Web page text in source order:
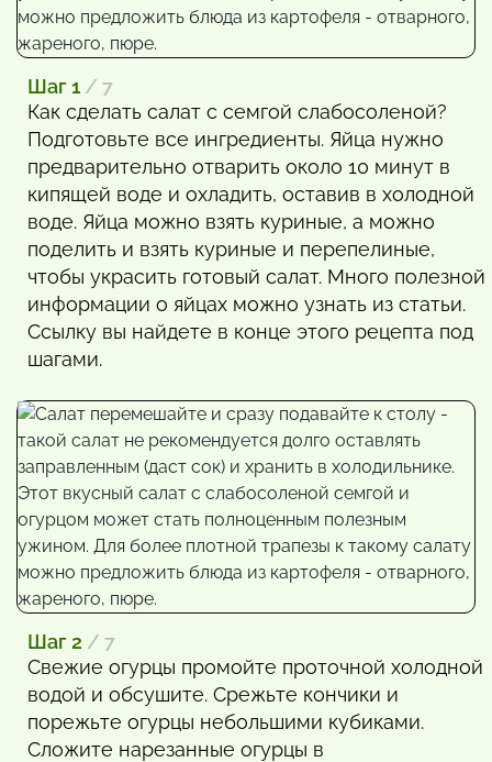
Шаг 1 / 7
Как сделать салат с семгой слабосоленой?
Подготовьте все ингредиенты. Яйца нужно
предварительно отварить около 10 минут в
кипящей воде и охладить, оставив в холодной
воде. Яйца можно взять куриные, а можно
поделить и взять куриные и перепелиные,
чтобы украсить готовый салат. Много полезной
информации о яйцах можно узнать из статьи.
Ссылку вы найдете в конце этого рецепта под
шагами.
Шаг 2 / 7
Свежие огурцы промойте проточной холодной
водой и обсушите. Срежьте кончики и
порежьте огурцы небольшими кубиками.
Сложите нарезанные огурцы в